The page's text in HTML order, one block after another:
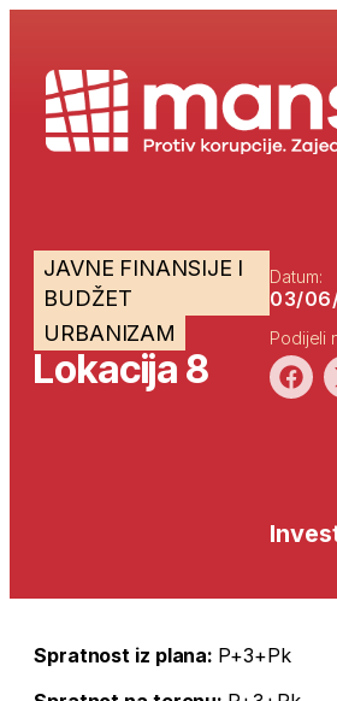
JAVNE FINANSIJE I
BUDŽET
URBANIZAM
Lokacija 8
Datum:
03/
Podijeli
Spratnost iz plana: P+3+Pk